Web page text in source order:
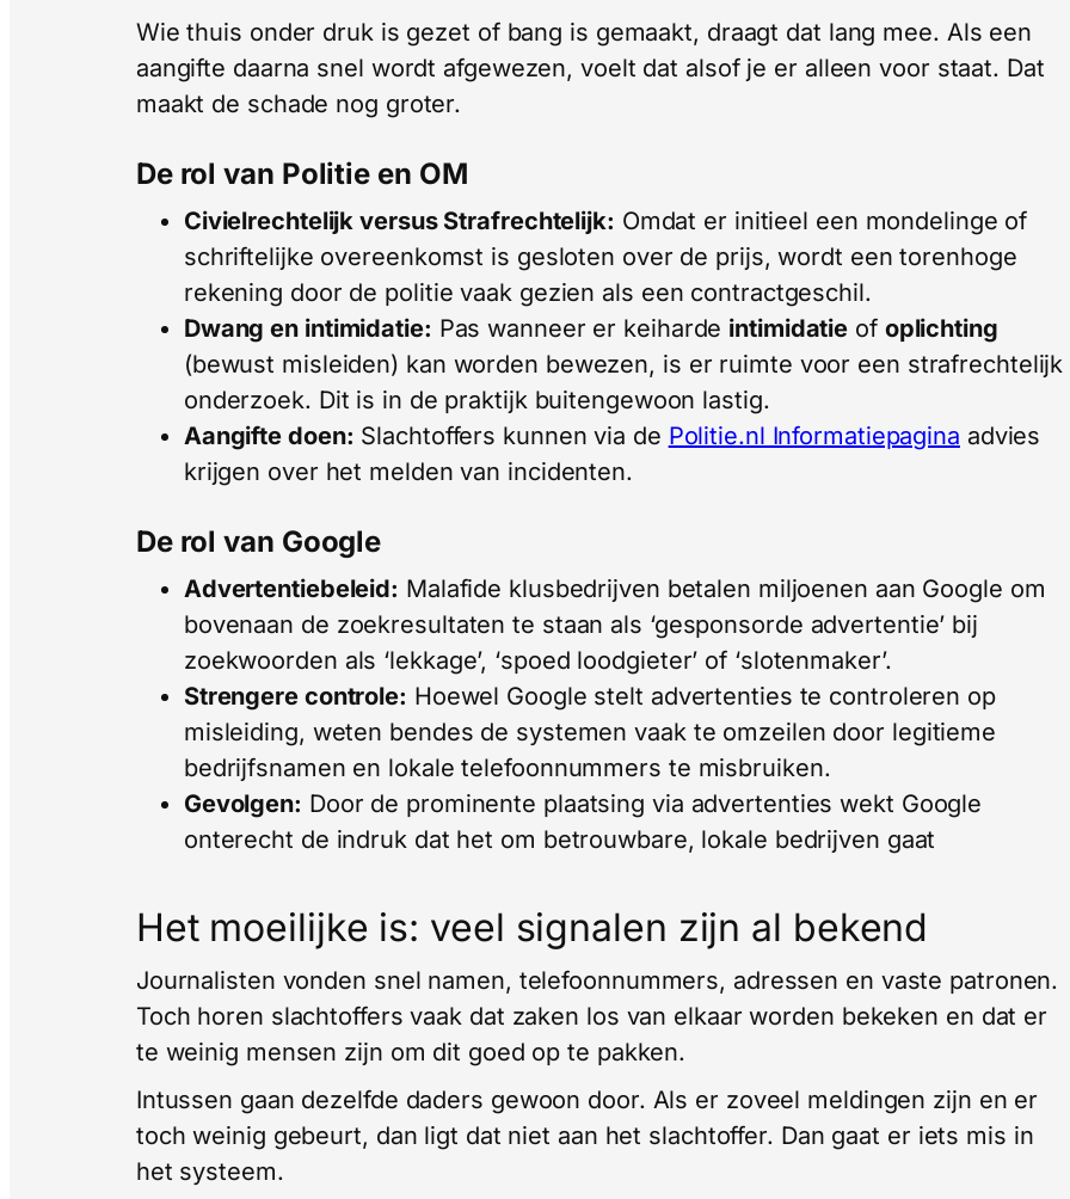
Wie thuis onder druk is gezet of bang is gemaakt, draagt dat lang mee. Als een
aangifte daarna snel wordt afgewezen, voelt dat alsof je er alleen voor staat. Dat
maakt de schade nog groter.
De rol van Politie en OM
Civielrechtelijk versus Strafrechtelijk: Omdat er initieel een mondelinge of
schriftelijke overeenkomst is gesloten over de prijs, wordt een torenhoge
rekening door de politie vaak gezien als een contractgeschil.
Dwang en intimidatie: Pas wanneer er keiharde intimidatie of oplichting
(bewust misleiden) kan worden bewezen, is er ruimte voor een strafrechtelijk
onderzoek. Dit is in de praktijk buitengewoon lastig.
Aangifte doen: Slachtoffers kunnen via de Politie.nl Informatiepagina advies
krijgen over het melden van incidenten.
De rol van Google
Advertentiebeleid: Malafide klusbedrijven betalen miljoenen aan Google om
bovenaan de zoekresultaten te staan als ‘gesponsorde advertentie’ bij
zoekwoorden als ‘lekkage’, ‘spoed loodgieter’ of ‘slotenmaker’.
Strengere controle: Hoewel Google stelt advertenties te controleren op
misleiding, weten bendes de systemen vaak te omzeilen door legitieme
bedrijfsnamen en lokale telefoonnummers te misbruiken.
Gevolgen: Door de prominente plaatsing via advertenties wekt Google
onterecht de indruk dat het om betrouwbare, lokale bedrijven gaat
Het moeilijke is: veel signalen zijn al bekend
Journalisten vonden snel namen, telefoonnummers, adressen en vaste patronen.
Toch horen slachtoffers vaak dat zaken los van elkaar worden bekeken en dat er
te weinig mensen zijn om dit goed op te pakken.
Intussen gaan dezelfde daders gewoon door. Als er zoveel meldingen zijn en er
toch weinig gebeurt, dan ligt dat niet aan het slachtoffer. Dan gaat er iets mis in
het systeem.